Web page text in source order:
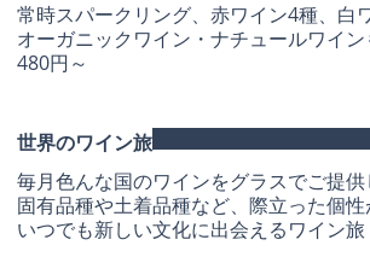
常時スパークリング、赤ワイン4種、白
オーガニックワイン・ナチュールワイン
480円～
世界のワイン旅
毎月色んな国のワインをグラスでご提供
固有品種や土着品種など、際立った個
いつでも新しい文化に出会えるワイン旅